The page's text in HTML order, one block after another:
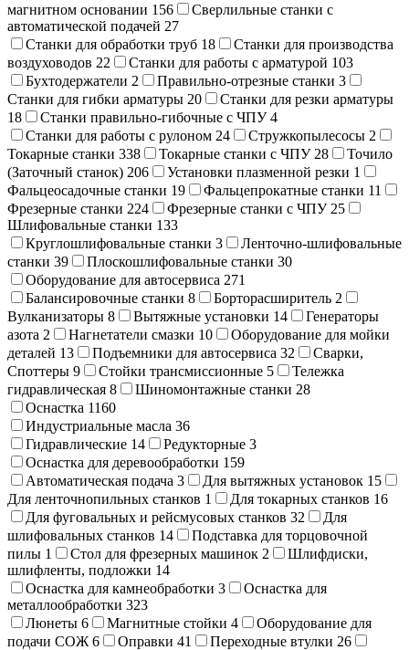
магнитном основании 156
Сверлильные станки с
автоматической подачей 27
Станки для обработки труб 18
Станки для производства
воздуховодов 22 Станки для работы с арматурой 103
Бухтодержатели 2 Правильно-отрезные станки 3
Станки для гибки арматуры 20
Станки для резки арматуры
18
Станки правильно-гибочные с ЧПУ4
Станки для работы с рулоном 24 Стружкопылесосы 2
Токарные станки 338 Токарные станки с ЧПУ 28
Точило
(Заточный станок) 206 Установки плазменной резки 1
Фальцеосадочные станки 19 Фальцепрокатные станки 11
Фрезерные станки 224 Фрезерные станки с ЧПУ 25
Шлифовальные станки 133
Круглошлифовальные станки 3
Ленточно-шлифовальные
станки 39 Плоскошлифовальные станки 30
Оборудование для автосервиса 271
Балансировочные станки 8 Борторасширитель 2
Вулканизаторы 8 Вытяжные установки 14
Генераторы
азота 2 Нагнетатели смазки 10
Оборудование для мойки
деталей 13 Подъемники для автосервиса 32
Сварки,
Cпоттеры 9 Стойки трансмиссионные 5
Тележка
гидравлическая 8 Шиномонтажные станки 28
Оснастка 1160
Индустриальные масла 36
Гидравлические 14 Редукторные 3
Оснастка для деревообработки 159
Автоматическая подача 3 Для вытяжных установок 15
Для ленточнопильных станков 1 Для токарных станков 16
Для фуговальных и рейсмусовых станков 32
Для
шлифовальных станков 14
Подставка для торцовочной
пилы 1 Стол для фрезерных машинок 2
Шлифдиски,
шлифленты, подложки 14
Оснастка для камнеобработки 3
Оснастка для
металлообработки 323
Люнеты 6 Магнитные стойки 4
Оборудование для
подачи СОЖ 6 Оправки 41 Переходные втулки 26